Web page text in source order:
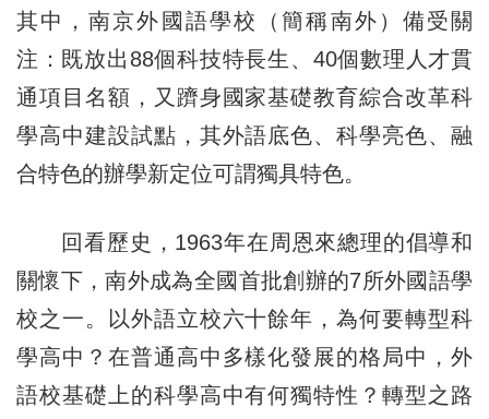
其中，南京外國語學校（簡稱南外）備受關
注：既放出88個科技特長生、40個數理人才貫
通項目名額，又躋身國家基礎教育綜合改革科
學高中建設試點，其外語底色、科學亮色、融
合特色的辦學新定位可謂獨具特色。
回看歷史，1963年在周恩來總理的倡導和
關懷下，南外成為全國首批創辦的7所外國語學
校之一。以外語立校六十餘年，為何要轉型科
學高中？在普通高中多樣化發展的格局中，外
語校基礎上的科學高中有何獨特性？轉型之路